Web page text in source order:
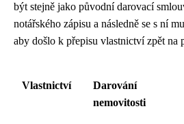
být stejně jako původní darovací
notářského zápisu a následně se s ní
aby došlo k přepisu vlastnictví zpět na
Vlastnictví
Darování
nemovitosti